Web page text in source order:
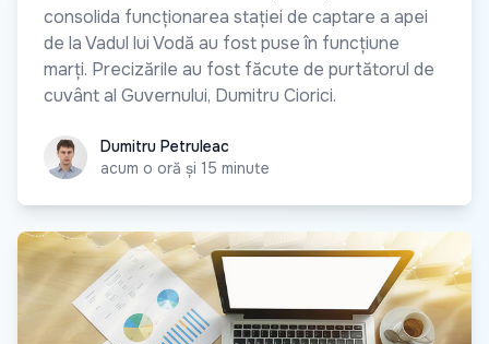
consolida funcționarea stației de captare a apei
de la Vadul lui Vodă au fost puse în funcțiune
marți. Precizările au fost făcute de purtătorul de
cuvânt al Guvernului, Dumitru Ciorici.
Dumitru Petruleac
Dumitru Petruleac
acum o oră și 15 minute